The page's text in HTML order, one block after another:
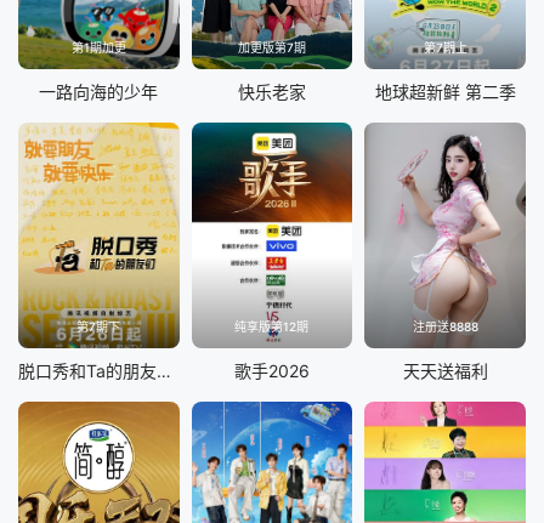
第1期加更
一路向海的少年
加更版第7期
快乐老家
第7期上
地球超新鲜 第二季
第7期下
脱口秀和Ta的朋友们 第三季
纯享版第12期
歌手2026
注册送8888
天天送福利